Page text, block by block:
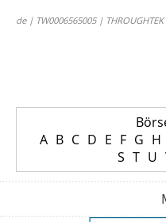
de | TW0006565005 |
A B C D E F G H
S T U